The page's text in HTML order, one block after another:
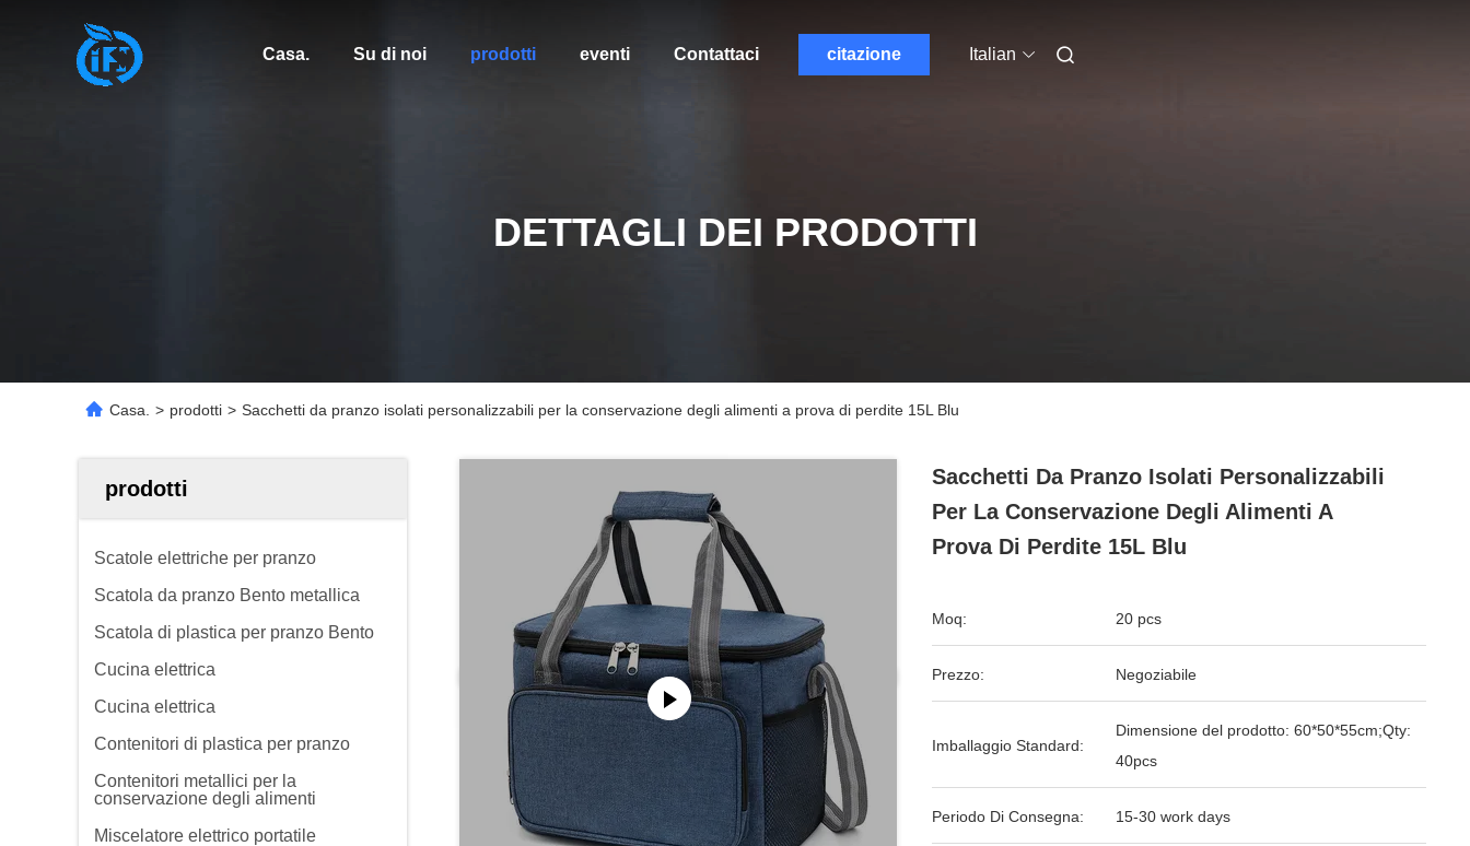
Casa. Su di noi prodotti eventi Contattaci citazione Italian
DETTAGLI DEI PRODOTTI
Casa. > prodotti > Sacchetti da pranzo isolati personalizzabili per la conservazione degli alimenti a prova di perdite 15L Blu
prodotti
Scatole elettriche per pranzo
Scatola da pranzo Bento metallica
Scatola di plastica per pranzo Bento
Cucina elettrica
Cucina elettrica
Contenitori di plastica per pranzo
Contenitori metallici per la
conservazione degli alimenti
Miscelatore elettrico portatile
Sacchetti Da Pranzo Isolati Personalizzabili
Per La Conservazione Degli Alimenti A
Prova Di Perdite 15L Blu
Moq: 20 pcs
Prezzo: Negoziabile
Imballaggio Standard:
Dimensione del prodotto: 60*50*55cm;Qty:
40pcs
Periodo Di Consegna: 15-30 work days